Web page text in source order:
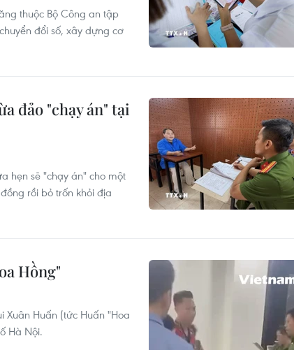
thuộc Bộ Công an tập
đổi số, xây dựng cơ
đảo "chạy án" tại
hẹn sẽ "chạy án" cho một
rồi bỏ trốn khỏi địa
Hồng"
Huấn (tức Huấn "Hoa
Hà Nội.